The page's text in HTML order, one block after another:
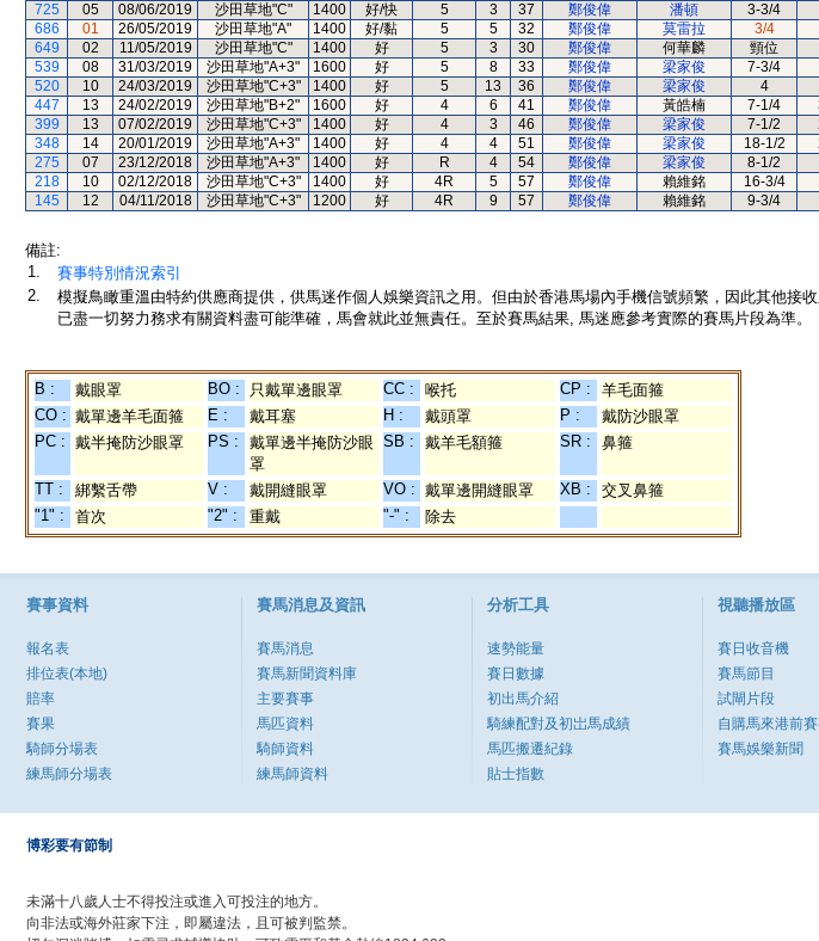
725
05 08/06/2019 沙田草地"C" 1400 好/快 5 3 37 鄭俊偉 潘頓 3-3/4
686
01 26/05/2019 沙田草地"A" 1400 好/黏 5 5 32 鄭俊偉 莫雷拉 3/4
649
02 11/05/2019 沙田草地"C" 1400 好 5 3 30 鄭俊偉 何華麟 頸位
539
08 31/03/2019 沙田草地"A+3" 1600 好 5 8 33 鄭俊偉 梁家俊 7-3/4
520
10 24/03/2019 沙田草地"C+3" 1400 好 5 13 36 鄭俊偉 梁家俊 4
447
13 24/02/2019 沙田草地"B+2" 1600 好 4 6 41 鄭俊偉 黃皓楠 7-1/4
399
13 07/02/2019 沙田草地"C+3" 1400 好 4 3 46 鄭俊偉 梁家俊 7-1/2
348
14 20/01/2019 沙田草地"A+3" 1400 好 4 4 51 鄭俊偉 梁家俊 18-1/2
275
07 23/12/2018 沙田草地"A+3" 1400 好 R 4 54 鄭俊偉 梁家俊 8-1/2
218
10 02/12/2018 沙田草地"C+3" 1400 好 4R 5 57 鄭俊偉 賴維銘 16-3/4
145
12 04/11/2018 沙田草地"C+3" 1200 好 4R 9 57 鄭俊偉 賴維銘 9-3/4
備註:
1.
賽事特別情況索引
2.
模擬鳥瞰重溫由特約供應商提供，供馬迷作個人娛樂資訊之用。但由於香港馬場內手機信號頻繁，因此其他接
已盡一切努力務求有關資料盡可能準確，馬會就此並無責任。至於賽馬結果, 馬迷應參考實際的賽馬片段為準。
B : 戴眼罩 BO : 只戴單邊眼罩 CC : 喉托 CP :
羊毛面箍
CO : 戴單邊羊毛面箍 E : 戴耳塞 H : 戴頭罩 P :
戴防沙眼罩
PC : 戴半掩防沙眼罩 PS :
戴單邊半掩防沙眼
罩
SB : 戴羊毛額箍 SR : 鼻箍
TT : 綁繫舌帶 V : 戴開縫眼罩 VO : 戴單邊開縫眼罩 XB :
交叉鼻箍
"1" :
首次 "2" : 重戴 "-" : 除去
賽事資料
報名表
排位表(本地)
賠率
賽果
騎師分場表
練馬師分場表
賽馬消息及資訊
賽馬消息
賽馬新聞資料庫
主要賽事
馬匹資料
騎師資料
練馬師資料
分析工具
速勢能量
賽日數據
初出馬介紹
騎練配對及初岀馬成績
馬匹搬遷紀錄
貼士指數
視聽播放區
賽日收音機
賽馬節目
試閘片段
自購馬來港前
賽馬娛樂新聞
博彩要有節制
未滿十八歲人士不得投注或進入可投注的地方。
向非法或海外莊家下注，即屬違法，且可被判監禁。